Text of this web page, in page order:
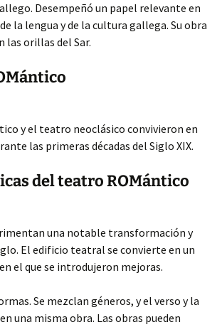
Desempeñó un papel relevante en
la lengua y de la cultura gallega. Su obra
las orillas del Sar.
y el teatro neoclásico convivieron en
las primeras décadas del Siglo XIX.
del teatro ROMántico
una notable transformación y
El edificio teatral se convierte en un
el que se introdujeron mejoras.
Se mezclan géneros, y el verso y la
una misma obra. Las obras pueden